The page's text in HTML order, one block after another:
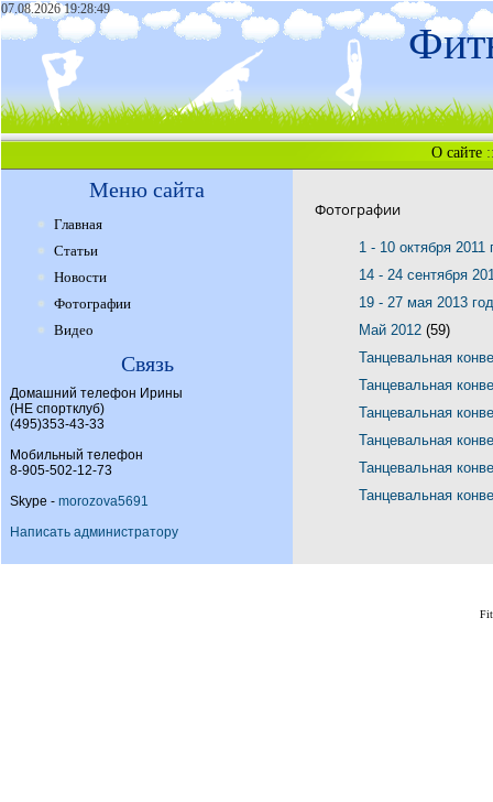
07.08.2026 19:28:49
О сайте
Меню сайта
Главная
Статьи
Новости
Фотографии
Видео
Связь
Домашний телефон Ирины
(НЕ спортклуб)
(495)353-43-33
Мобильный телефон
8-905-502-12-73
Skype - morozova5691
Написать администратору
Фотографии
1 - 10 октября 2011
14 - 24 сентября
19 - 27 мая 2013
Май 2012 (59)
Танцевальная
Танцевальная
Танцевальная
Танцевальная
Танцевальная
Танцевальная